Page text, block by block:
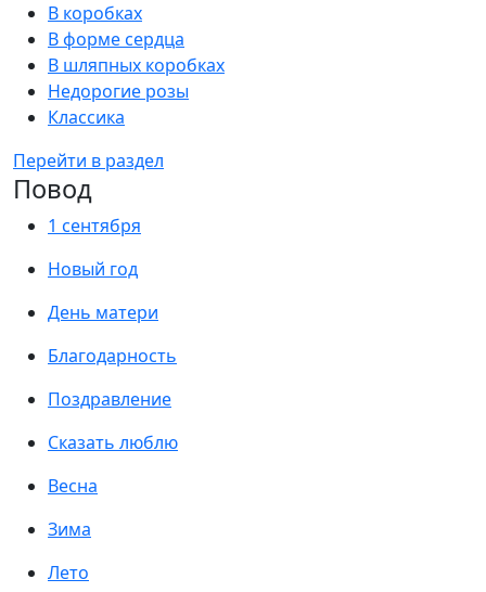
В коробках
В форме сердца
В шляпных коробках
Недорогие розы
Классика
Перейти в раздел
Повод
1 сентября
Новый год
День матери
Благодарность
Поздравление
Сказать люблю
Весна
Зима
Лето